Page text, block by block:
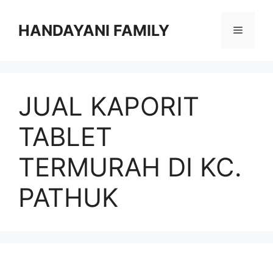
HANDAYANI FAMILY Menu
JUAL KAPORIT
TABLET
TERMURAH DI KC.
PATHUK